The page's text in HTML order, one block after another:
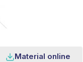
Material online